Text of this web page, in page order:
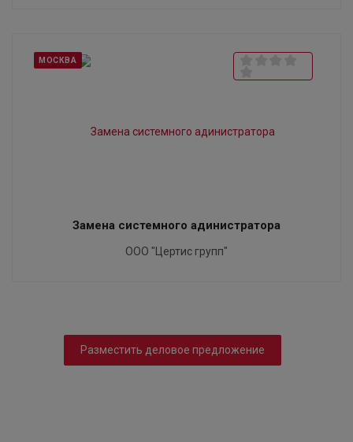
МОСКВА
Замена системного адинистратора
ООО "Цертис групп"
Разместить деловое предложение